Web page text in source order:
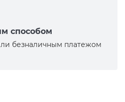
способом
безналичным платежом